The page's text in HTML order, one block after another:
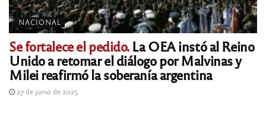
NACIONAL
Se fortalece el pedido.La OEA instó al Reino
Unido a retomar el diálogo por Malvinas y
Milei reafirmó la soberanía argentina
27 de junio de 2025